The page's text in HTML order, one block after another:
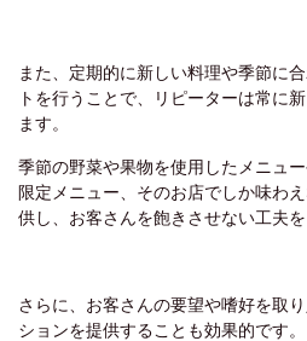
また、定期的に新しい料理や季節に
トを行うことで、リピーターは常に
ます。
季節の野菜や果物を使用したメニュ
限定メニュー、そのお店でしか味わ
供し、お客さんを飽きさせない工夫を
さらに、お客さんの要望や嗜好を取
ションを提供することも効果的です。